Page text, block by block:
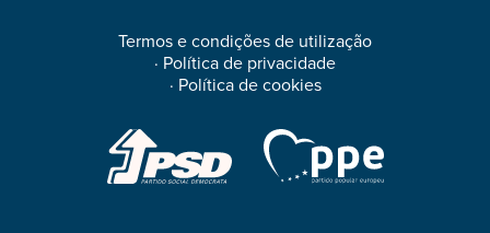
Termos e condições de utilização
· Política de privacidade
· Política de cookies